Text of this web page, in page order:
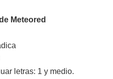
Meteored
letras: 1 y medio.